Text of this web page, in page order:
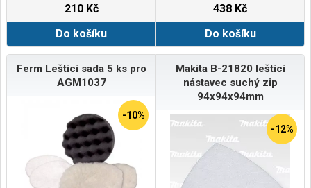
210 Kč
Do košíku
438 Kč
Do košíku
Ferm Lešticí sada 5 ks pro
AGM1037
-10%
Makita B-21820 leštící
nástavec suchý zip
94x94x94mm
-12%